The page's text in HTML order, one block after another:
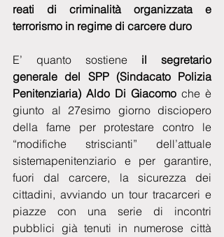
reati di criminalità organizzata e
terrorismo in regime di carcere duro
E’ quanto sostiene il segretario
generale del SPP (Sindacato Polizia
Penitenziaria) Aldo Di Giacomo che è
giunto al 27esimo giorno disciopero
della fame per protestare contro le
“modifiche striscianti” dell’attuale
sistemapenitenziario e per garantire,
fuori dal carcere, la sicurezza dei
cittadini, avviando un tour tracarceri e
piazze con una serie di incontri
pubblici già tenuti in numerose città